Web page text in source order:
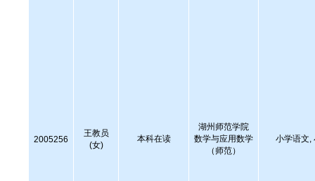
2005256
王教员
(女)
本科在读
湖州师范学院
数学与应用数学
（师范）
小学语文,